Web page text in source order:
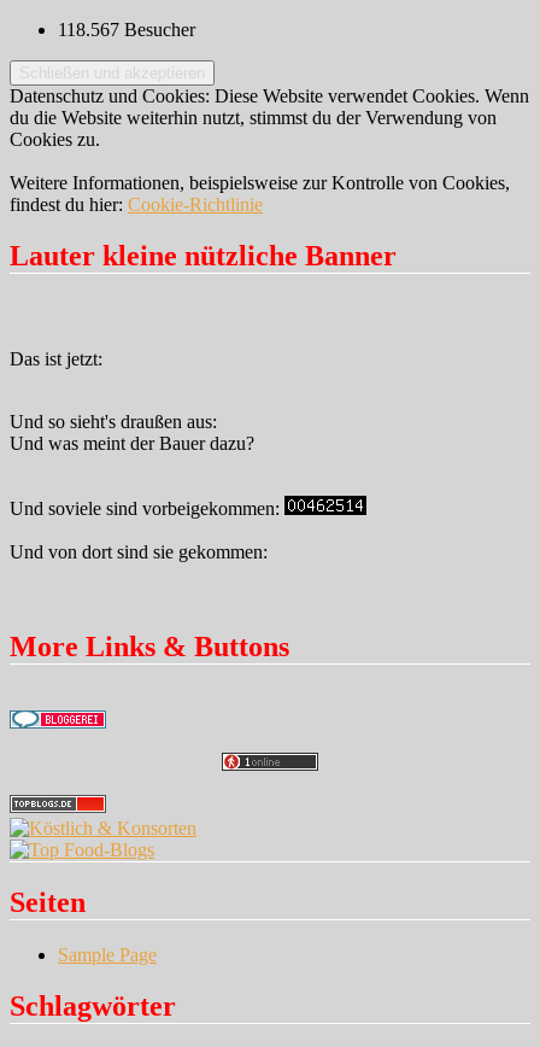
118.567 Besucher
Datenschutz und Cookies: Diese Website verwendet Cookies. Wenn
du die Website weiterhin nutzt, stimmst du der Verwendung von
Cookies zu.
Weitere Informationen, beispielsweise zur Kontrolle von Cookies,
findest du hier: Cookie-Richtlinie
Lauter kleine nützliche Banner
Das ist jetzt:
Und so sieht's draußen aus:
Und was meint der Bauer dazu?
Und soviele sind vorbeigekommen:
Und von dort sind sie gekommen:
More Links & Buttons
Seiten
Sample Page
Schlagwörter